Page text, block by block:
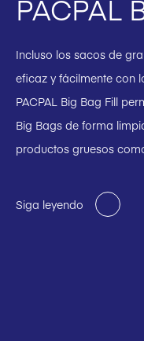
PACPAL
Incluso los sacos de
eficaz y fácilmente con
PACPAL Big Bag Fill
Big Bags de forma
productos gruesos
Siga leyendo